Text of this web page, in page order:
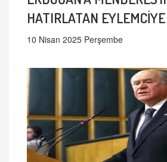
HATIRLATAN
10 Nisan 2025 Perşembe